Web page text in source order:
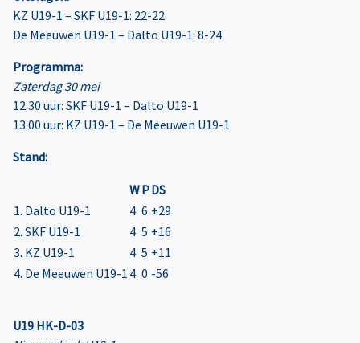
KZ U19-1 – SKF U19-1: 22-22
De Meeuwen U19-1 – Dalto U19-1: 8-24
Programma:
Zaterdag 30 mei
12.30 uur: SKF U19-1 – Dalto U19-1
13.00 uur: KZ U19-1 – De Meeuwen U19-1
Stand:
WPDS
1. Dalto U19-1
4 6 +29
2. SKF U19-1
4 5 +16
3. KZ U19-1
4 5 +11
4. De Meeuwen U19-1 4 0 -56
U19 HK-D-03